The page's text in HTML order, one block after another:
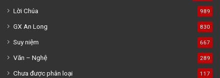
Lời Chúa 989
GX An Long 830
Suy niệm 667
Văn – Nghệ 289
Chưa được phân loại 117